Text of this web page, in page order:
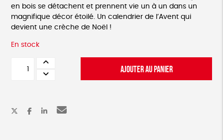
en bois se détachent et prennent vie un à un dans un
magnifique décor étoilé. Un calendrier de l’Avent qui
devient une crèche de Noël !
En stock
bois
AJOUTER AU PANIER